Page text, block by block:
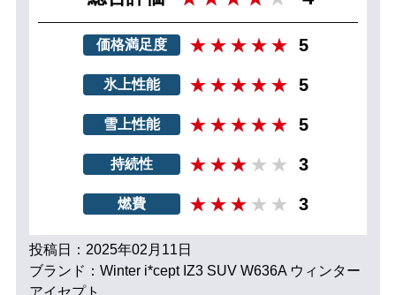
価格満足度 5
氷上性能 5
雪上性能 5
持続性 3
燃費 3
投稿日：2025年02月11日
ブランド：Winter i*cept IZ3 SUV W636A ウィンター
アイセプト